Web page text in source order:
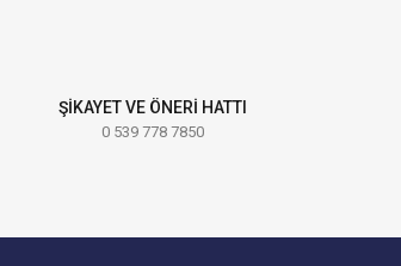
ŞİKAYET VE ÖNERİ HATTI
0 539 778 7850